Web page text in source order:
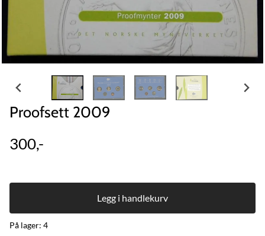
Proofsett 2009
300,-
Legg i handlekurv
På lager: 4